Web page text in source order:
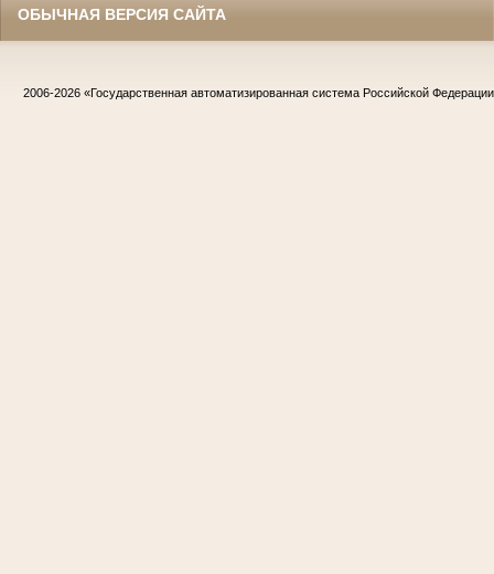
ОБЫЧНАЯ ВЕРСИЯ САЙТА
2006-2026 «Государственная автоматизированная система Российской